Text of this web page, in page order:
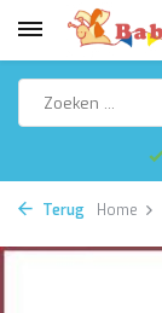
Terug Home